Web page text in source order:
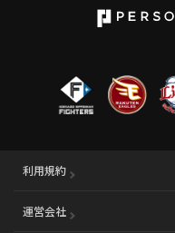
利用規約
運営会社 （別ウィンドウで開く